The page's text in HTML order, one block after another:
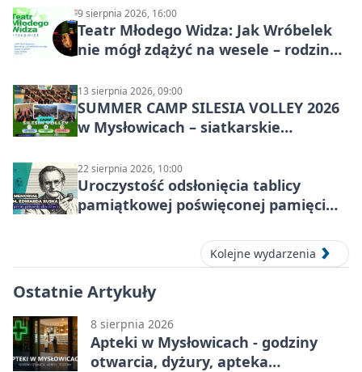
9 sierpnia 2026, 16:00
Teatr Młodego Widza: Jak Wróbelek
nie mógł zdążyć na wesele – rodzinny
13 sierpnia 2026, 09:00
SUMMER CAMP SILESIA VOLLEY 2026
w Mysłowicach – siatkarskie
22 sierpnia 2026, 10:00
Uroczystość odsłonięcia tablicy
pamiątkowej poświęconej pamięci
Kolejne wydarzenia
Ostatnie Artykuły
8 sierpnia 2026
Apteki w Mysłowicach - godziny
otwarcia, dyżury, apteka